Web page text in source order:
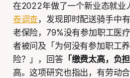
在2022年做了一个新业态就业
卷调查，发现即时配送骑手中
老保险，79%没有参加职工医
者被问及「为何没有参加职工
险？」，回答「缴费太高，负担
高。这项研究也指出，有劳动